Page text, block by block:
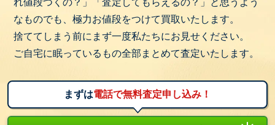
れ値段つくの？」「査定してもらえるの？」と思うよう
なものでも、極力お値段をつけて買取いたします。
捨ててしまう前にまず一度私たちにお見せください。
ご自宅に眠っているもの全部まとめて査定いたします。
まずは電話で無料査定申し込み！